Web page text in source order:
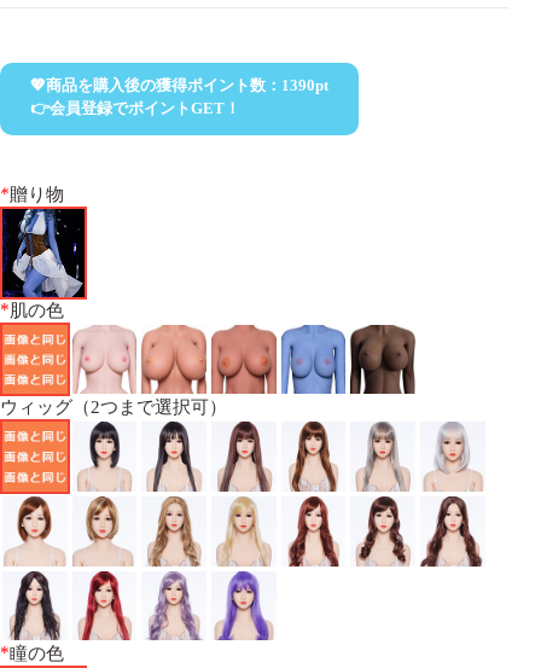
💖商品を購入後の獲得ポイント数： 1390pt
👉会員登録でポイントGET！
*贈り物
*肌の色
ウィッグ（2つまで選択可）
*瞳の色